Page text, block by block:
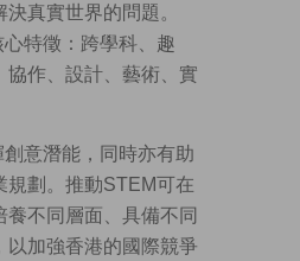
真實世界的問題。
特徵：跨學科、趣
協作、設計、藝術、實
意潛能，同時亦有助
規劃。推動STEM可在
養不同層面、具備不同
以加強香港的國際競爭